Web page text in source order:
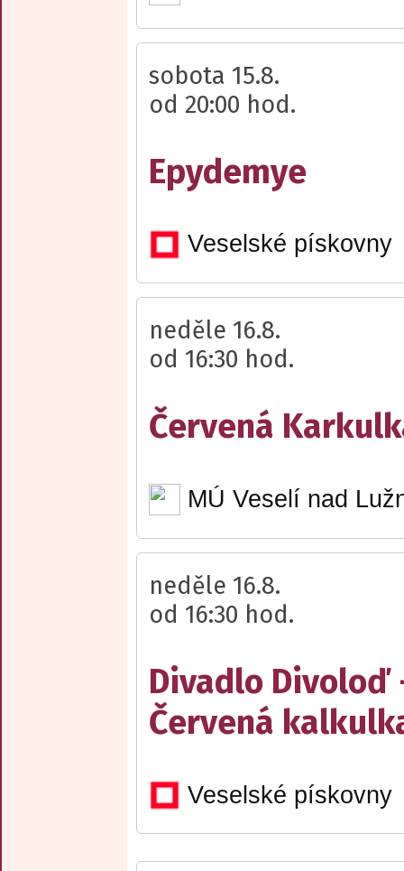
sobota 15.8.
od 20:00 hod.
Epydemye
Veselské pískovny
neděle 16.8.
od 16:30 hod.
Červená
MÚ Veselí nad
neděle 16.8.
od 16:30 hod.
Divadlo Divoloď
Červená
Veselské pískovny